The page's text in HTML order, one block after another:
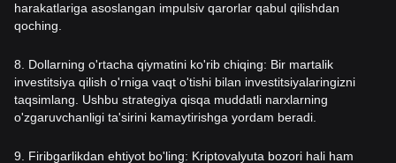
harakatlariga asoslangan impulsiv qarorlar qabul qilishdan
qoching.
8. Dollarning o'rtacha qiymatini ko'rib chiqing: Bir martalik
investitsiya qilish o'rniga vaqt o'tishi bilan investitsiyalaringizni
taqsimlang. Ushbu strategiya qisqa muddatli narxlarning
o'zgaruvchanligi ta'sirini kamaytirishga yordam beradi.
9. Firibgarlikdan ehtiyot bo'ling: Kriptovalyuta bozori hali ham